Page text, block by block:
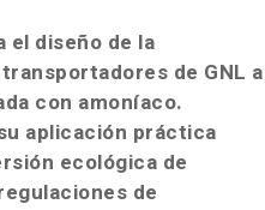
el diseño de la
de GNL a
con amoníaco.
aplicación práctica
ecológica de
de